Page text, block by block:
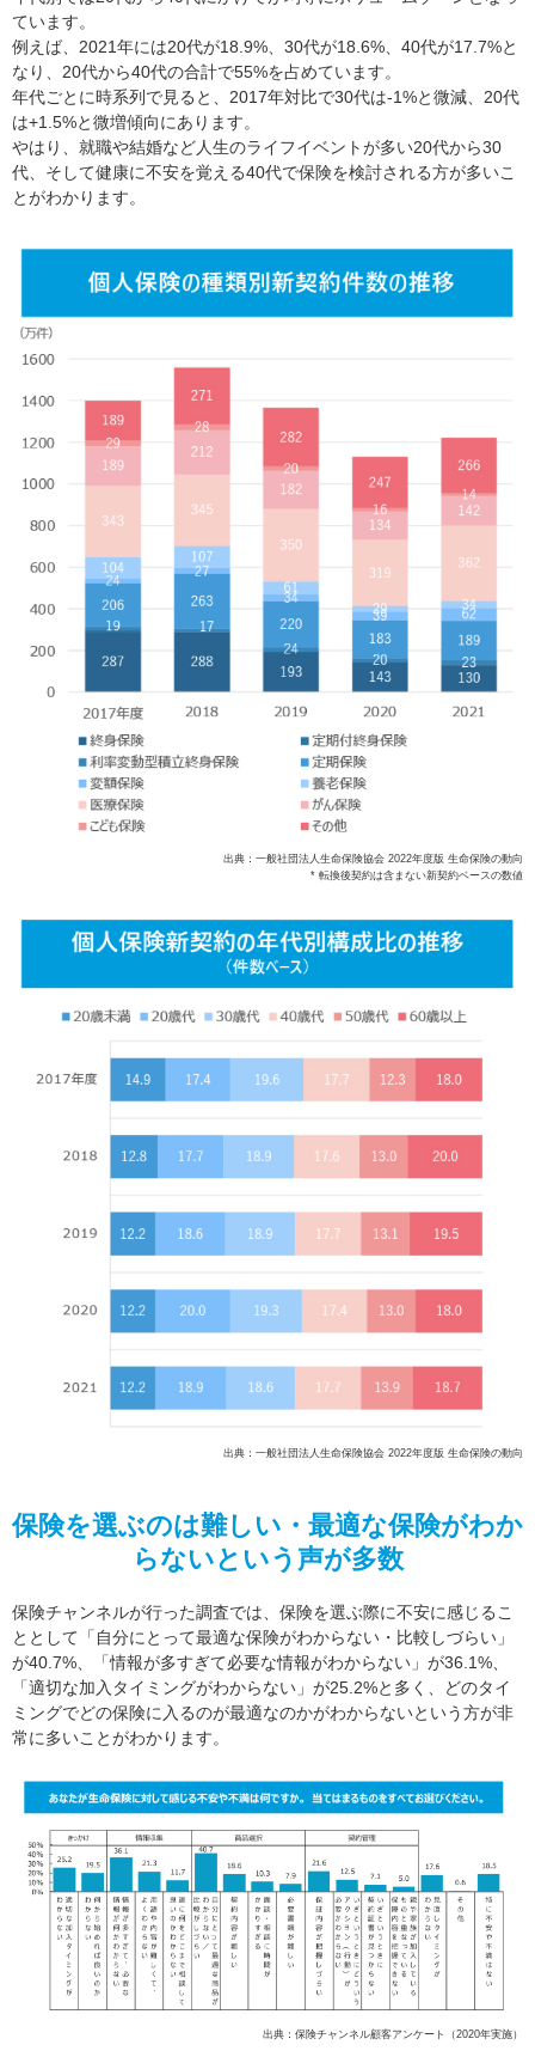
ています。
例えば、2021年には20代が18.9%、30代が18.6%、40代が17.7%と
なり、20代から40代の合計で55%を占めています。
年代ごとに時系列で見ると、2017年対比で30代は-1%と微減、20代
は+1.5%と微増傾向にあります。
やはり、就職や結婚など人生のライフイベントが多い20代から30
代、そして健康に不安を覚える40代で保険を検討される方が多いこ
とがわかります。
出典：一般社団法人生命保険協会 2022年度版 生命保険の動向
* 転換後契約は含まない新契約ベースの数値
出典：一般社団法人生命保険協会 2022年度版 生命保険の動向
保険を選ぶのは難しい・最適な保険がわか
らないという声が多数
保険チャンネルが行った調査では、保険を選ぶ際に不安に感じるこ
ととして「自分にとって最適な保険がわからない・比較しづらい」
が40.7%、「情報が多すぎて必要な情報がわからない」が36.1%、
「適切な加入タイミングがわからない」が25.2%と多く、どのタイ
ミングでどの保険に入るのが最適なのかがわからないという方が非
常に多いことがわかります。
出典：保険チャンネル顧客アンケート（2020年実施）